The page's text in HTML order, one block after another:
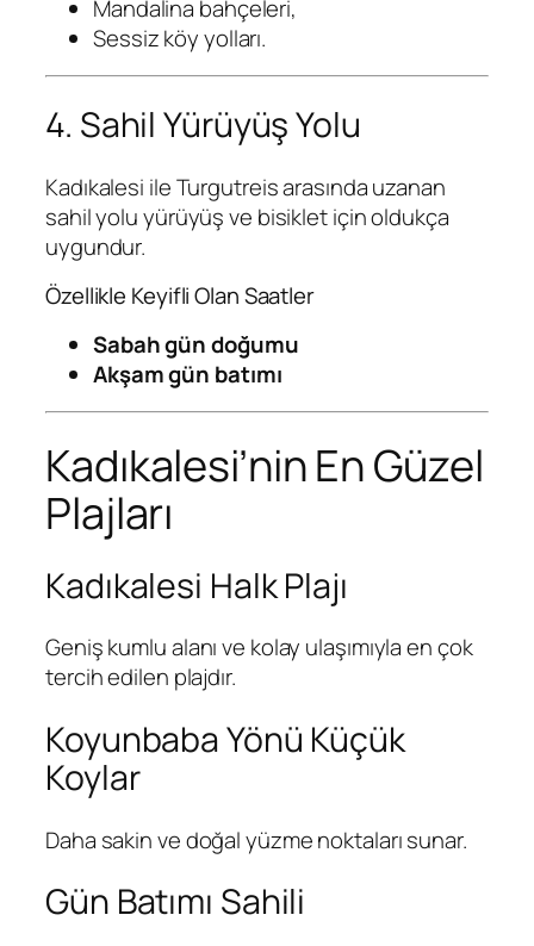
Mandalina bahçeleri,
Sessiz köy yolları.
4. Sahil Yürüyüş Yolu
Kadıkalesi ile Turgutreis arasında uzanan
sahil yolu yürüyüş ve bisiklet için oldukça
uygundur.
Özellikle Keyifli Olan Saatler
Sabah gün doğumu
Akşam gün batımı
Kadıkalesi’nin En Güzel
Plajları
Kadıkalesi Halk Plajı
Geniş kumlu alanı ve kolay ulaşımıyla en çok
tercih edilen plajdır.
Koyunbaba Yönü Küçük
Koylar
Daha sakin ve doğal yüzme noktaları sunar.
Gün Batımı Sahili